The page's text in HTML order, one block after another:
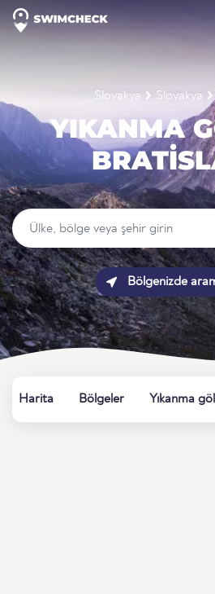
Slovakya Slovakya
YIKANMA
Bölgenizde
Harita Bölgeler Yıkanma